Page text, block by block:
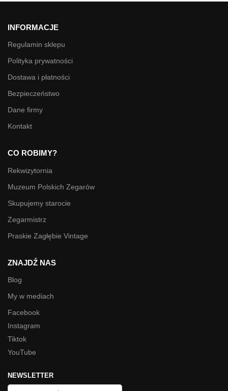
INFORMACJE
Regulamin sklepu
Polityka prywatności
Dostawa i płatności
Bezpieczeństwo
Dane firmy
Kontakt
CO ROBIMY?
Rekwizytornia
Muzeum Polskich Zegarów
Skupujemy starocie
Zegarmistrz
Praskie Zagłębie Vintage
ZNAJDŹ NAS
Blog
My w mediach
Facebook
Instagram
Tiktok
YouTube
NEWSLETTER